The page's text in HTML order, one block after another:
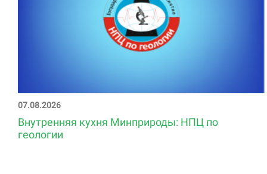
07.08.2026
Внутренняя кухня Минприроды: НПЦ по
геологии